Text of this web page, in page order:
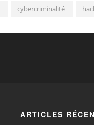
cybercriminalité
ARTICLES